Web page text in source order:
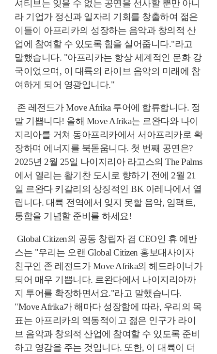
셔티브는 잊을 수 없는 공연을 선사할 뿐만 아니
라 기업가 정신과 일자리 기회를 창출하여 젊은
이들이 아프리카의 성장하는 음악과 창의적 산
업에 참여할 수 있도록 힘을 실어줍니다."라고
말했습니다. "아프리카는 항상 세계적인 문화 강
국이었으며, 이 대륙의 라이브 음악의 미래에 참
여하게 되어 영광입니다."
존 레전드가 Move Afrika 투어에 합류합니다. 정
말 기쁩니다! 올해 Move Afrika는 르완다와 나이
지리아를 거쳐 동아프리카에서 서아프리카로 확
장하며 에너지를 북돋웁니다. 첫 번째 공연은?
2025년 2월 25일 나이지리아 라고스의 The Palms
에서 열리는 활기찬 도시로 향하기 전에 2월 21
일 르완다 키갈리의 상징적인 BK 아레나에서 열
립니다. 대륙 전역에서 잊지 못할 음악, 임팩트,
통합을 기념할 준비를 하세요!
Global Citizen의 공동 창립자 겸 CEO인 휴 에반
스는 "우리는 오랜 Global Citizen 홍보대사이자
친구인 존 레전드가 Move Afrika의 헤드라이너가
되어 매우 기쁩니다. 르완다에서 나이지리아까
지 투어를 확장하면서요."라고 말했습니다.
"Move Afrika가 해마다 성장함에 따라, 우리의 목
표는 아프리카의 역동적이고 젊은 인구가 라이
브 음악과 창의적 산업에 참여할 수 있도록 준비
하고 영감을 주는 것입니다. 또한, 이 대륙이 더